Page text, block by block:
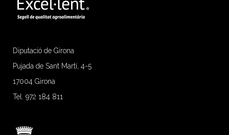
Diputació de Girona
Pujada de Sant Martí, 4-5
17004 Girona
Tel. 972 184 811